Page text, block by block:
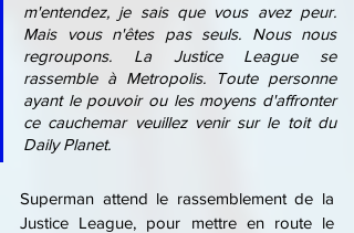
m'entendez, je sais que vous avez peur.
Mais vous n'êtes pas seuls. Nous nous
regroupons. La
Justice League se
rassemble à Metropolis. Toute personne
ayant le pouvoir ou les moyens d'affronter
ce cauchemar veuillez venir sur le toit du
Daily Planet.
Superman attend le rassemblement de la
Justice League, pour mettre en route le